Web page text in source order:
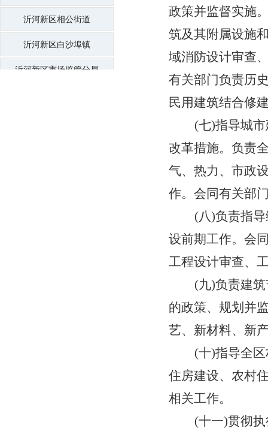
沂河新区相公街道
沂河新区白沙埠镇
沂河新区市场监管分局
政策并监督实施
筑及其附属设施
域消防设计审查
有关部门负责历
民用建筑结合修
(七)指导城
改革措施。负责
气、热力、市政
作。会同有关部
(八)负责指
设前期工作。 会
工程设计审查、
(九)负责建
的政策、规划并
艺、新材料、新
(十)指导全区
住房建设、农村
相关工作。
(十一)贯彻